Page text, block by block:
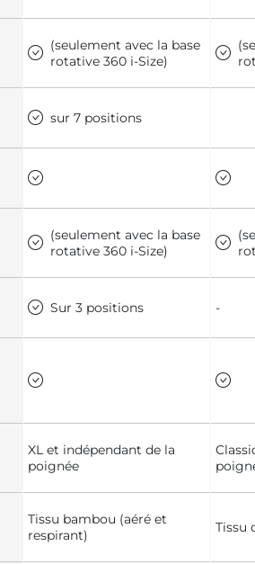
(seulement avec la base
rotative 360 i-Size)
sur 7 positions
(seulement avec la base
rotative 360 i-Size)
Sur 3 positions -
XL et indépendant de la
poignée
Tissu bambou (aéré et
respirant)
Tissu